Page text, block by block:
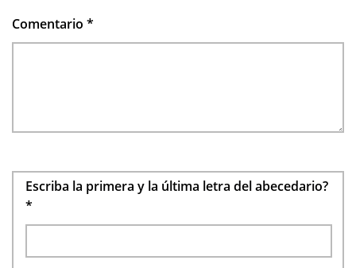
Comentario *
Escriba la primera y la última letra del abecedario?
*